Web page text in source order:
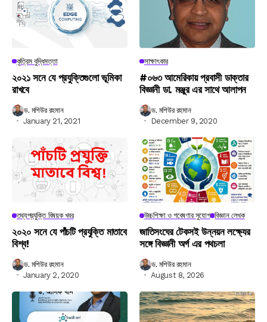
কৃত্রিম বুদ্ধিমত্তা
২০২১ সনে যে প্রযুক্তিগুলো ভূমিকা
রাখবে
ড. মশিউর রহমান
January 21, 2021
সাক্ষাৎকার
#০৬৩ আমেরিকায় প্রবাসী ডাক্তার
বিজ্ঞানী ডা. মঞ্জুর এর সাথে আলাপন
ড. মশিউর রহমান
December 9, 2020
তথ্যপ্রযুক্তি বিষয়ক খবর
২০২০ সনে যে পাঁচটি প্রযুক্তি মাতাবে
বিশ্ব!
ড. মশিউর রহমান
January 2, 2020
উচ্চশিক্ষা ও গবেষণার সুযোগ বিজ্ঞান লেখক
জাতিসংঘের টেকসই উন্নয়ন লক্ষ্যের
সঙ্গে বিজ্ঞানী অর্গ এর পথচলা
ড. মশিউর রহমান
August 8, 2026